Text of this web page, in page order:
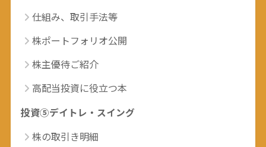
仕組み、取引手法等
株ポートフォリオ公開
株主優待ご紹介
高配当投資に役立つ本
投資⑤デイトレ・スイング
株の取引き明細